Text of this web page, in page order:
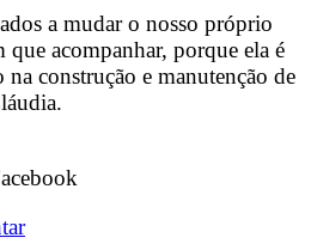
a mudar o nosso próprio
que acompanhar, porque ela é
na construção e manutenção de